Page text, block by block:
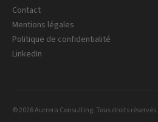
Contact
Mentions légales
Politique de confidentialité
LinkedIn
© 2026 Aurrera Consulting. Tous droits réservés.